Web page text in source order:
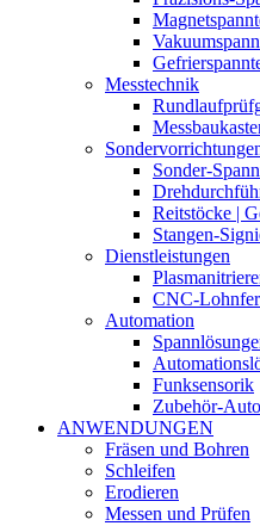
Messtechnik
Sonder-
Reitstöcke |
Stangen-
Dienstleistungen
CNC-
Automation
Funksensorik
Zubehör-
ANWENDUNGEN
Fräsen und Bohren
Schleifen
Erodieren
Messen und Prüfen